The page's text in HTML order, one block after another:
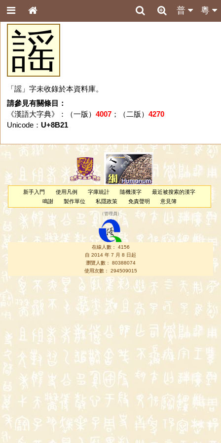
粵
普
謡
「謡」字未收錄於本資料庫。
請參見有關條目：
《漢語大字典》：（一版） 4007；（二版） 4270
Unicode： U+8B21
新手入門 使用凡例 字庫統計 隨機漢字
最近被搜索的漢字
鳴謝
製作單位 私隱政策 免責聲明 意見簿
（管理員 ）
在線人數： 4156
自 2014 年 7 月 8 日起
瀏覽人數： 80388074
使用次數： 294509015